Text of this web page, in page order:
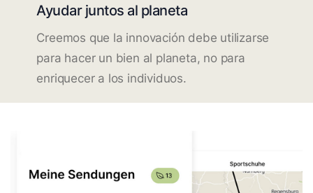
Ayudar juntos al planeta
Creemos que la innovación debe utilizarse
para hacer un bien al planeta, no para
enriquecer a los individuos.